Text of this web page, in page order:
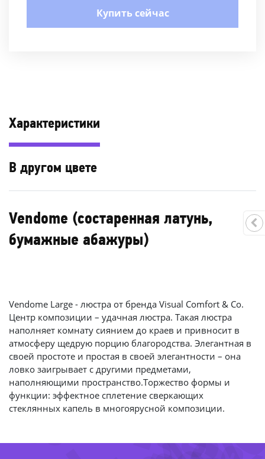
Купить сейчас
Характеристики
В другом цвете
Vendome (состаренная латунь,
бумажные абажуры)
Vendome Large - люстра от бренда Visual Comfort & Co.
Центр композиции – удачная люстра. Такая люстра
наполняет комнату сиянием до краев и привносит в
атмосферу щедрую порцию благородства. Элегантная в
своей простоте и простая в своей элегантности – она
ловко заигрывает с другими предметами,
наполняющими пространство.Торжество формы и
функции: эффектное сплетение сверкающих
стеклянных капель в многоярусной композиции.